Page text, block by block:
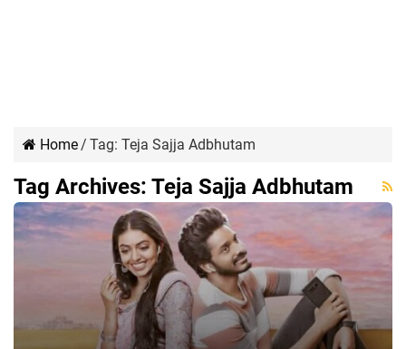
Home/ Tag: Teja Sajja Adbhutam
Tag Archives: Teja Sajja Adbhutam